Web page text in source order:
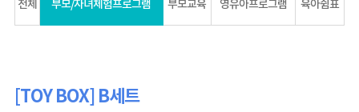
전체 부모/자녀체험프로그램 부모교육 영유아프로그램 육아쉼표
[TOY BOX] B세트